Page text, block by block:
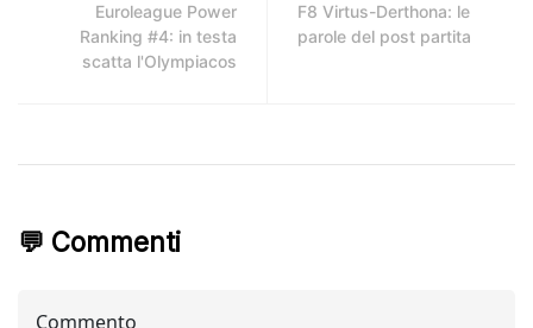
Euroleague Power
Ranking #4: in testa
scatta l'Olympiacos
F8 Virtus-Derthona: le
parole del post partita
💬 Commenti